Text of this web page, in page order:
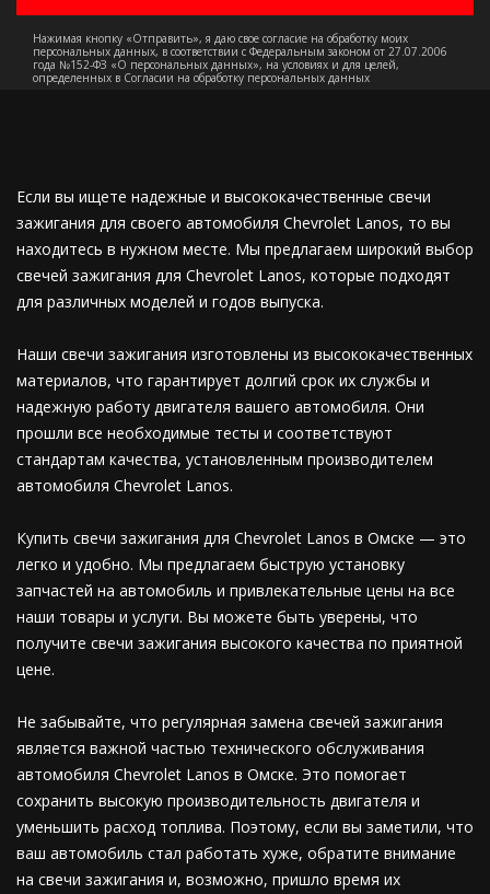
Нажимая кнопку «Отправить», я даю свое согласие на обработку моих
персональных данных, в соответствии с Федеральным законом от 27.07.2006
года №152-ФЗ «О персональных данных», на условиях и для целей,
определенных в Согласии на обработку персональных данных
Если вы ищете надежные и высококачественные свечи
зажигания для своего автомобиля Chevrolet Lanos, то вы
находитесь в нужном месте. Мы предлагаем широкий выбор
свечей зажигания для Chevrolet Lanos, которые подходят
для различных моделей и годов выпуска.
Наши свечи зажигания изготовлены из высококачественных
материалов, что гарантирует долгий срок их службы и
надежную работу двигателя вашего автомобиля. Они
прошли все необходимые тесты и соответствуют
стандартам качества, установленным производителем
автомобиля Chevrolet Lanos.
Купить свечи зажигания для Chevrolet Lanos в Омске — это
легко и удобно. Мы предлагаем быструю установку
запчастей на автомобиль и привлекательные цены на все
наши товары и услуги. Вы можете быть уверены, что
получите свечи зажигания высокого качества по приятной
цене.
Не забывайте, что регулярная замена свечей зажигания
является важной частью технического обслуживания
автомобиля Chevrolet Lanos в Омске. Это помогает
сохранить высокую производительность двигателя и
уменьшить расход топлива. Поэтому, если вы заметили, что
ваш автомобиль стал работать хуже, обратите внимание
на свечи зажигания и, возможно, пришло время их